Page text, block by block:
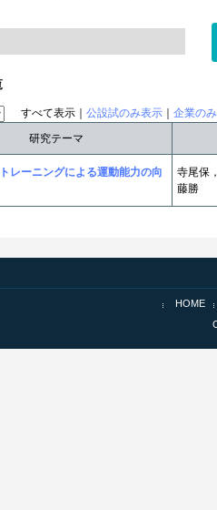
すべて表示｜ 公設試のみ表示 企業の
研究テーマ
レーニングによる運動能力の向
寺尾保
藤勝
HOME